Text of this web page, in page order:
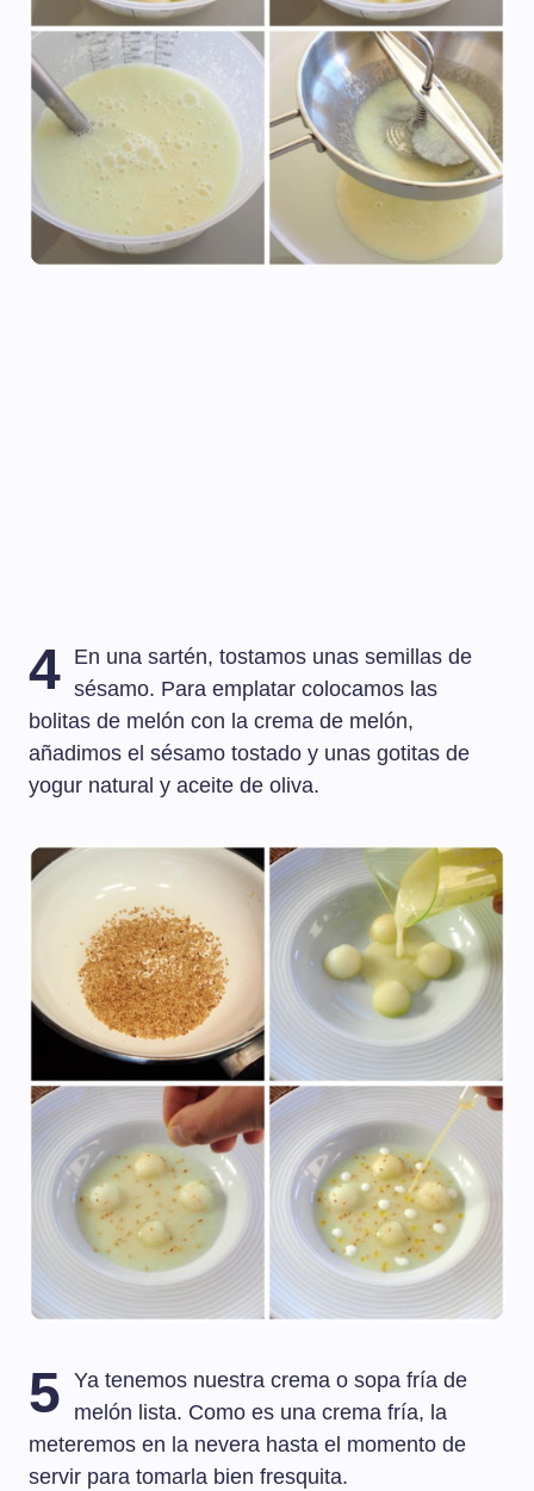
4 En una sartén, tostamos unas semillas de
sésamo. Para emplatar colocamos las
bolitas de melón con la crema de melón,
añadimos el sésamo tostado y unas gotitas de
yogur natural y aceite de oliva.
5
Ya tenemos nuestra crema o sopa fría de
melón lista. Como es una crema fría, la
meteremos en la nevera hasta el momento de
servir para tomarla bien fresquita.